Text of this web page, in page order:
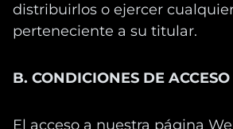
distribuirlos o ejercer
perteneciente a su titular.
B. CONDICIONES DE ACCESO
El acceso a nuestra página